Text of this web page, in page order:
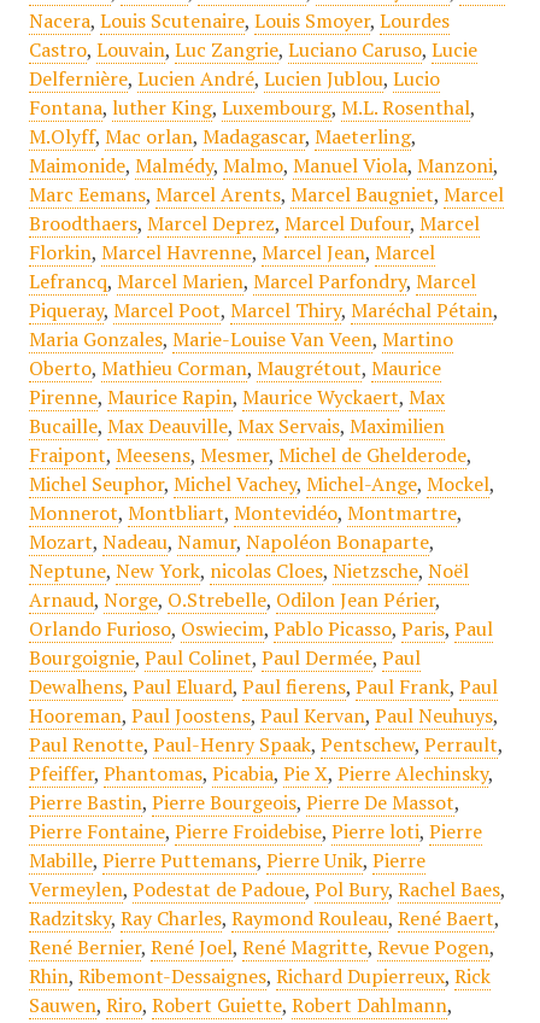
Nacera, Louis Scutenaire, Louis Smoyer, Lourdes
Castro, Louvain, Luc Zangrie, Luciano Caruso, Lucie
Delfernière, Lucien André, Lucien Jublou, Lucio
Fontana, luther King, Luxembourg, M.L. Rosenthal,
M.Olyff, Mac orlan, Madagascar, Maeterling,
Maimonide, Malmédy, Malmo, Manuel Viola, Manzoni,
Marc Eemans, Marcel Arents, Marcel Baugniet, Marcel
Broodthaers, Marcel Deprez, Marcel Dufour, Marcel
Florkin, Marcel Havrenne, Marcel Jean, Marcel
Lefrancq, Marcel Marien, Marcel Parfondry, Marcel
Piqueray, Marcel Poot, Marcel Thiry, Maréchal Pétain,
Maria Gonzales, Marie-Louise Van Veen, Martino
Oberto, Mathieu Corman, Maugrétout, Maurice
Pirenne, Maurice Rapin, Maurice Wyckaert, Max
Bucaille, Max Deauville, Max Servais, Maximilien
Fraipont, Meesens, Mesmer, Michel de Ghelderode,
Michel Seuphor, Michel Vachey, Michel-Ange, Mockel,
Monnerot, Montbliart, Montevidéo, Montmartre,
Mozart, Nadeau, Namur, Napoléon Bonaparte,
Neptune, New York, nicolas Cloes, Nietzsche, Noël
Arnaud, Norge, O.Strebelle, Odilon Jean Périer,
Orlando Furioso, Oswiecim, Pablo Picasso, Paris, Paul
Bourgoignie, Paul Colinet, Paul Dermée, Paul
Dewalhens, Paul Eluard, Paul fierens, Paul Frank, Paul
Hooreman, Paul Joostens, Paul Kervan, Paul Neuhuys,
Paul Renotte, Paul-Henry Spaak, Pentschew, Perrault,
Pfeiffer, Phantomas, Picabia, Pie X, Pierre Alechinsky,
Pierre Bastin, Pierre Bourgeois, Pierre De Massot,
Pierre Fontaine, Pierre Froidebise, Pierre loti, Pierre
Mabille, Pierre Puttemans, Pierre Unik, Pierre
Vermeylen, Podestat de Padoue, Pol Bury, Rachel Baes,
Radzitsky, Ray Charles, Raymond Rouleau, René Baert,
René Bernier, René Joel, René Magritte, Revue Pogen,
Rhin, Ribemont-Dessaignes, Richard Dupierreux, Rick
Sauwen, Riro, Robert Guiette, Robert Dahlmann,